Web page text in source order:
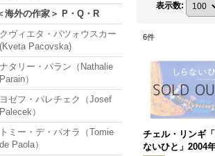
海外の作家＞ P・Q・R
クヴィエタ・パツォウスカー
(Kveta Pacovska)
ナタリー・パラン（Nathalie
Parain）
ヨゼフ・パレチェク（Josef
Palecek）
トミー・デ・パオラ（Tomie
de Paola）
表示数:
6件
チェル・リンギ
ないひと」2004